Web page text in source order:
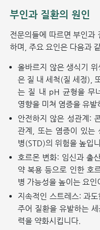
부인과 질환의 원인
전문의들에 따르면 부인과
하며, 주요 요인은 다음과
올바르지 않은 생식기
은 질 내 세척(질 세정),
는 질 내 pH 균형을 무
영향을 미쳐 염증을 유
안전하지 않은 성관계:
관계, 또는 염증이 있는
병(STD)의 위험을 높입
호르몬 변화: 임신과 출
약 복용 등으로 인한 호
병 가능성을 높이는 요인
지속적인 스트레스: 과
주어 질환을 유발하는
력을 약화시킵니다.